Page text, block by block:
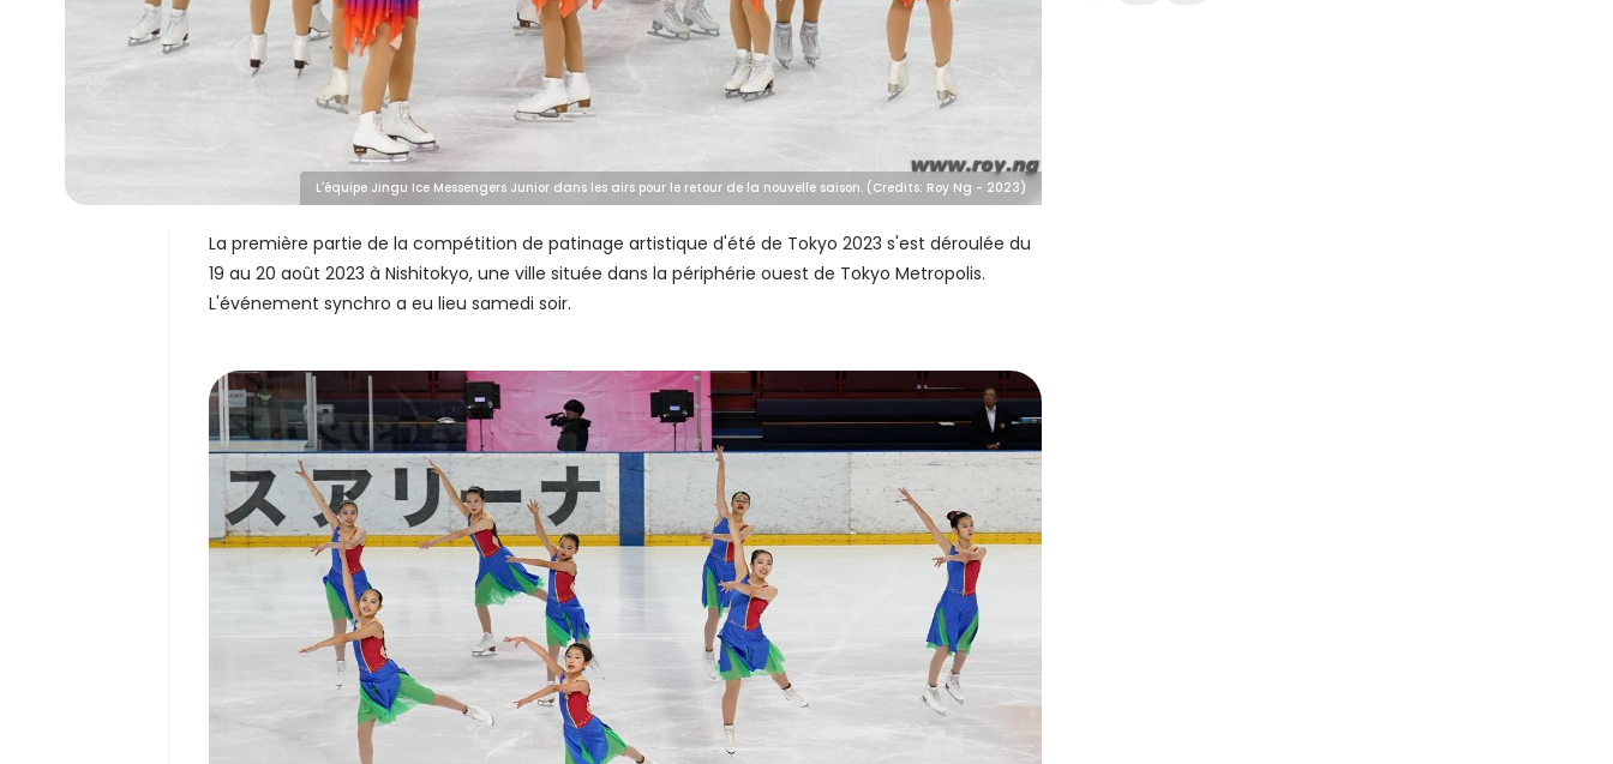
L'équipe Jingu Ice Messengers Junior dans les airs pour le retour de la nouvelle saison. (Credits: Roy Ng - 2023)
La première partie de la compétition de patinage artistique d'été de Tokyo 2023 s'est déroulée du
19 au 20 août 2023 à Nishitokyo, une ville située dans la périphérie ouest de Tokyo Metropolis.
L'événement synchro a eu lieu samedi soir.